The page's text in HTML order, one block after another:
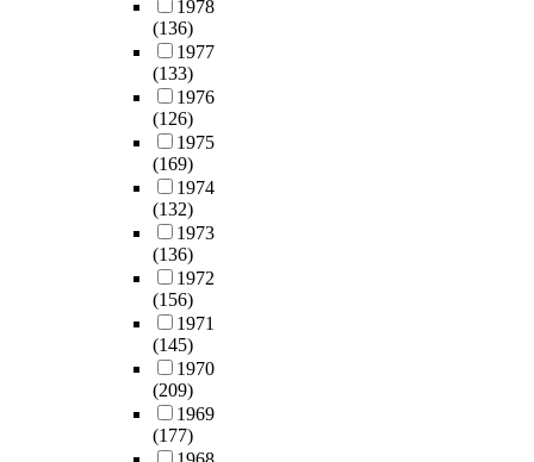
1978
(136)
1977
(133)
1976
(126)
1975
(169)
1974
(132)
1973
(136)
1972
(156)
1971
(145)
1970
(209)
1969
(177)